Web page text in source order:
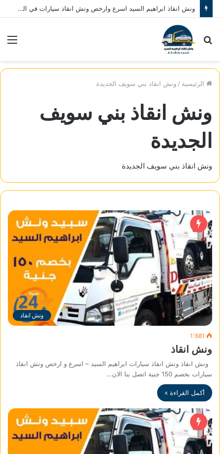
ونش انقاذ ابراهيم السيد اسرع وارخص ونش انقاذ سيارات في المنصورة نصلك في خلال 10 دقائق بحد اقصي اتصل بنا الان 01080793999
بحث
الرئيسية / ونش انقاذ بني سويف الجديدة
ونش انقاذ بني سويف
الجديدة
ونش انقاذ بني سويف الجديدة
ونش انقاذ
1٬681
ونش انقاذ
ونش انقاذ ونش انقاذ سيارات ابراهيم السيد – اسرع و ارخص ونش انقاذ
سيارات بخصم 150 جنية اتصل بنا الان…
أكمل القراءة »